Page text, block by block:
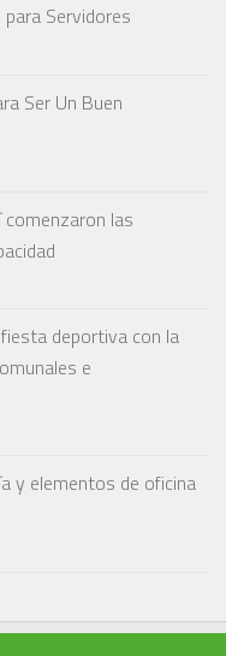
Servidores
Ser Un Buen
las
deportiva con la
e
y elementos de oficina